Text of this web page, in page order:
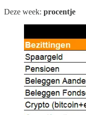
Deze week: procentje